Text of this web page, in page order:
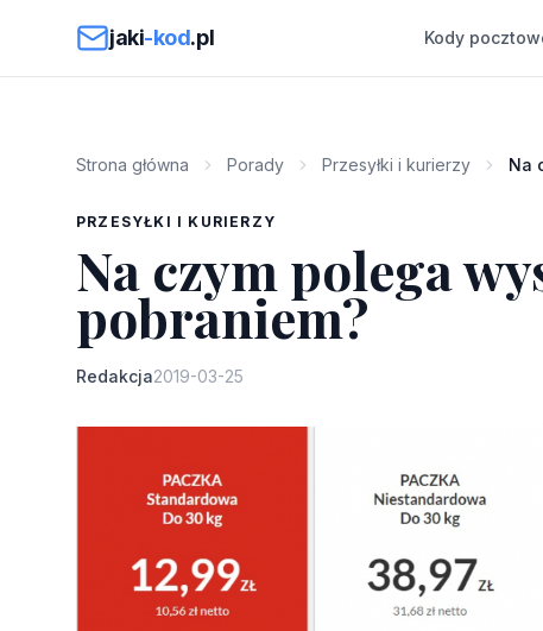
jaki-kod.pl Kody
Strona główna Porady Przesyłki i kurierzy Na
PRZESYŁKI I KURIERZY
Na czym polega
pobraniem?
Redakcja2019-03-25